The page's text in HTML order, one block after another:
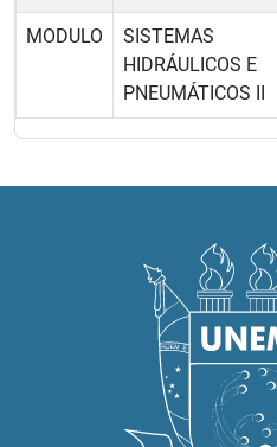
MODULO
SISTEMAS
HIDRÁULICOS E
PNEUMÁTICOS II